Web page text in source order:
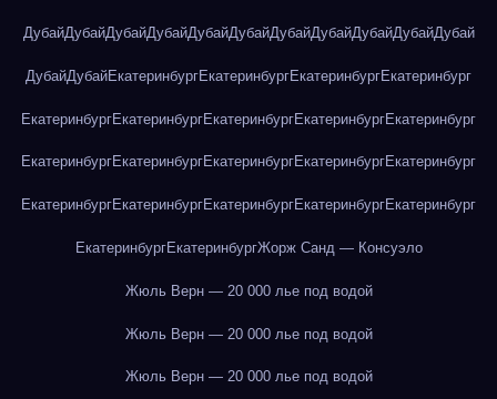
ДубайДубайДубайДубайДубайДубайДубайДубайДубайДубайДубай
ДубайДубайЕкатеринбургЕкатеринбургЕкатеринбургЕкатеринбург
ЕкатеринбургЕкатеринбургЕкатеринбургЕкатеринбургЕкатеринбург
ЕкатеринбургЕкатеринбургЕкатеринбургЕкатеринбургЕкатеринбург
ЕкатеринбургЕкатеринбургЕкатеринбургЕкатеринбургЕкатеринбург
ЕкатеринбургЕкатеринбургЖорж Санд — Консуэло
Жюль Верн — 20 000 лье под водой
Жюль Верн — 20 000 лье под водой
Жюль Верн — 20 000 лье под водой